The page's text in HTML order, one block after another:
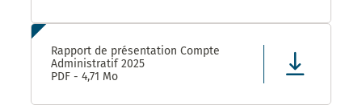
Rapport de présentation Compte
Administratif 2025
PDF - 4,71 Mo